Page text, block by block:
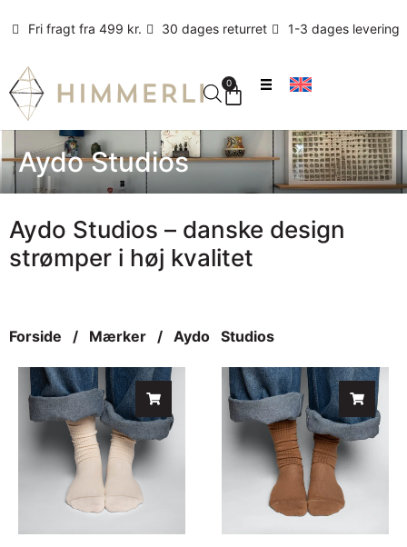
Fri fragt fra 499 kr. 30 dages returret 1-3 dages levering
0
Aydo Studios
Aydo Studios – danske design
strømper i høj kvalitet
Forside / Mærker / Aydo Studios